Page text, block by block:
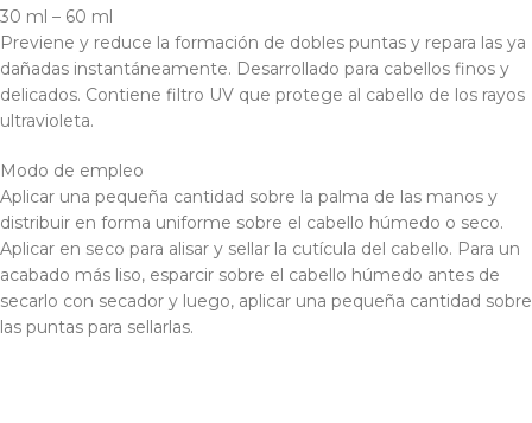
30 ml – 60 ml
Previene y reduce la formación de dobles puntas y repara las ya
dañadas instantáneamente. Desarrollado para cabellos finos y
delicados. Contiene filtro UV que protege al cabello de los rayos
ultravioleta.
Modo de empleo
Aplicar una pequeña cantidad sobre la palma de las manos y
distribuir en forma uniforme sobre el cabello húmedo o seco.
Aplicar en seco para alisar y sellar la cutícula del cabello. Para un
acabado más liso, esparcir sobre el cabello húmedo antes de
secarlo con secador y luego, aplicar una pequeña cantidad sobre
las puntas para sellarlas.